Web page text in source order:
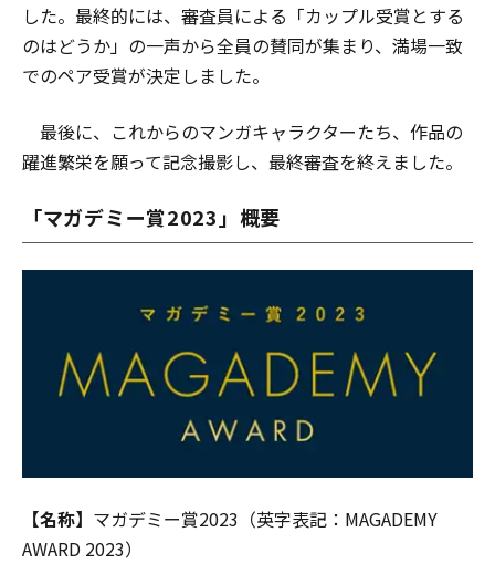
した。最終的には、審査員による「カップル受賞とする
のはどうか」の一声から全員の賛同が集まり、満場一致
でのペア受賞が決定しました。
最後に、これからのマンガキャラクターたち、作品の
躍進繁栄を願って記念撮影し、最終審査を終えました。
「マガデミー賞2023」概要
【名称】 マガデミー賞2023（英字表記：MAGADEMY
AWARD 2023）